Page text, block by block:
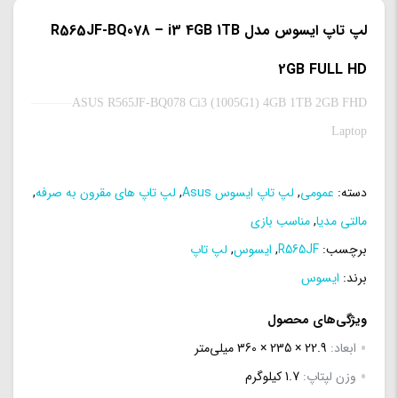
لپ تاپ ایسوس مدل R565JF-BQ078 – i3 4GB 1TB
2GB FULL HD
ASUS R565JF-BQ078 Ci3 (1005G1) 4GB 1TB 2GB FHD
Laptop
دسته: عمومی, لپ تاپ ایسوس Asus , لپ تاپ های مقرون به صرفه,
مالتی مدیا,مناسب بازی
برچسب: R565JF
, ایسوس, لپ تاپ
برند: ایسوس
ویژگی‌های محصول
ابعاد: 22.9 × 235 × 360 میلی‌متر
وزن لپتاپ: 1.7 کیلوگرم